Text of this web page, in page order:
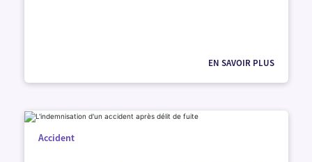
EN SAVOIR PLUS
Accident